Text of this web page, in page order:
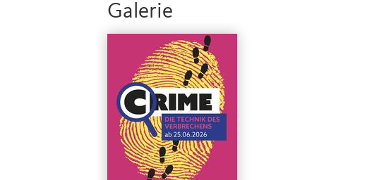
Galerie